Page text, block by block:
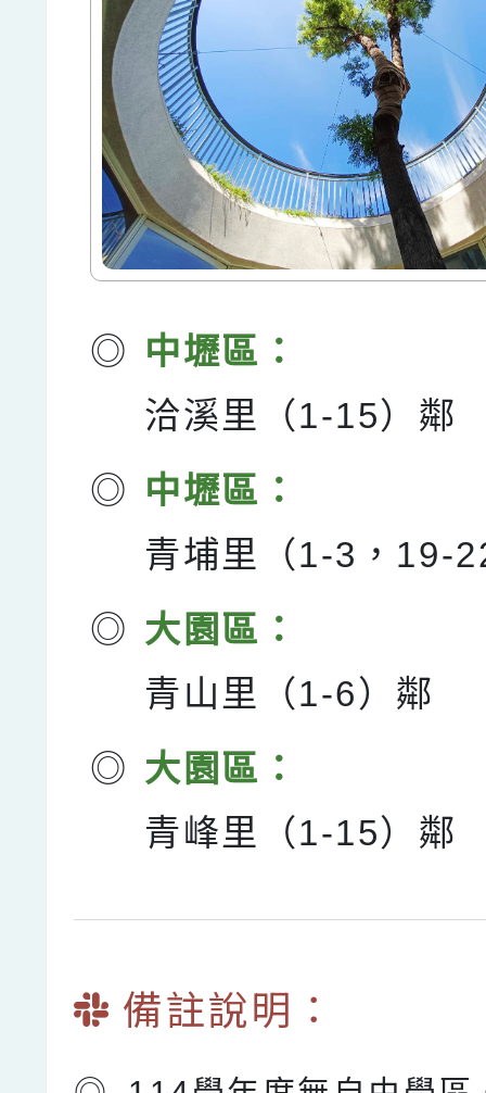
◎ 中壢區：
洽溪里（1-15）鄰
◎ 中壢區：
青埔里（1-3，19-
◎ 大園區：
青山里（1-6）鄰
◎ 大園區：
青峰里（1-15）鄰
備註說明：